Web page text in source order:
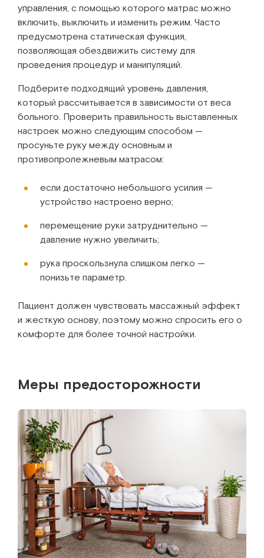
управления, с помощью которого матрас можно
включить, выключить и изменить режим. Часто
предусмотрена статическая функция,
позволяющая обездвижить систему для
проведения процедур и манипуляций.
Подберите подходящий уровень давления,
который рассчитывается в зависимости от веса
больного. Проверить правильность выставленных
настроек можно следующим способом —
просуньте руку между основным и
противопролежневым матрасом:
если достаточно небольшого усилия —
устройство настроено верно;
перемещение руки затруднительно —
давление нужно увеличить;
рука проскользнула слишком легко —
понизьте параметр.
Пациент должен чувствовать массажный эффект
и жесткую основу, поэтому можно спросить его о
комфорте для более точной настройки.
Меры предосторожности